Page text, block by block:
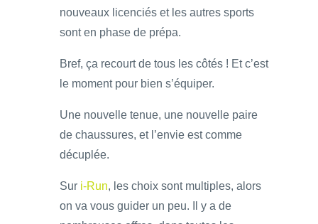
nouveaux licenciés et les autres sports
sont en phase de prépa.
Bref, ça recourt de tous les côtés ! Et c’est
le moment pour bien s’équiper.
Une nouvelle tenue, une nouvelle paire
de chaussures, et l’envie est comme
décuplée.
Sur i-Run, les choix sont multiples, alors
on va vous guider un peu. Il y a de